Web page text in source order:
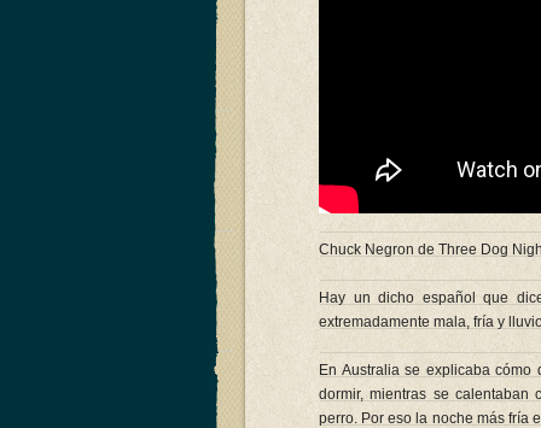
Chuck Negron de Three Dog
Hay un dicho español que
extremadamente mala, fría y
En Australia se explicaba
dormir, mientras se
perro. Por eso la noche más fría